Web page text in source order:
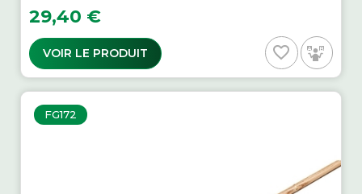
Prix
29,40 €
VOIR LE PRODUIT favorite_border
FG172